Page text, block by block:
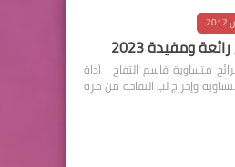
ومفيدة 2023
متساوية قاسم التفاح : أداة
وإخراج لب التفاحة من مرة